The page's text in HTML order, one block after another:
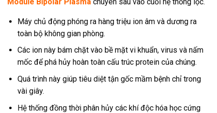
Máy chủ động phóng ra hàng triệu ion âm và dương ra
toàn bộ không gian phòng.
Các ion này bám chặt vào bề mặt vi khuẩn, virus và nấm
mốc để phá hủy hoàn toàn cấu trúc protein của chúng.
Quá trình này giúp tiêu diệt tận gốc mầm bệnh chỉ trong
vài giây.
Hệ thống đồng thời phân hủy các khí độc hóa học cứng